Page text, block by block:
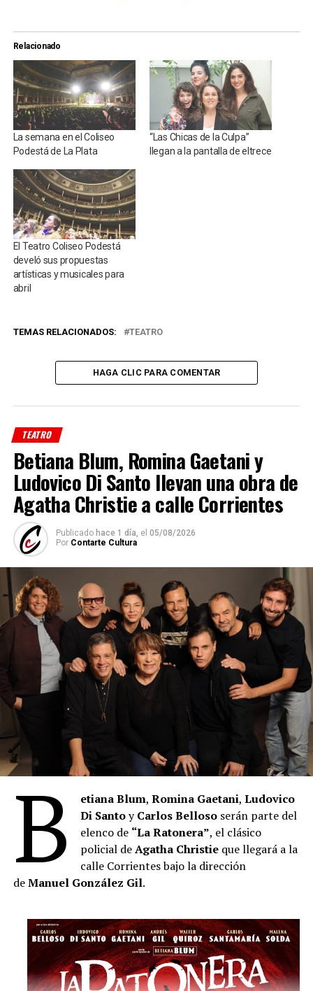
Relacionado
La semana en el Coliseo
Podestá de La Plata
“Las Chicas de la Culpa”
llegan a la pantalla de eltrece
El Teatro Coliseo Podestá
develó sus propuestas
artísticas y musicales para
abril
TEMAS RELACIONADOS: TEATRO
HAGA CLIC PARA COMENTAR
TEATRO
Betiana Blum, Romina Gaetani y
Ludovico Di Santo llevan una obra de
Agatha Christie a calle Corrientes
Publicado hace 1 día, el 05/08/2026
Por Contarte Cultura
B etiana Blum,Romina Gaetani,Ludovico
Di SantoyCarlos Belloso serán parte del
elenco de “La Ratonera”, el clásico
policial deAgatha Christie que llegará a la
calle Corrientes bajo la dirección
deManuel González Gil.